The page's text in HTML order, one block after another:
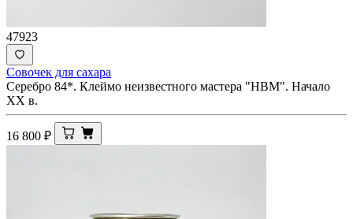
47923
Совочек для сахара
Серебро 84*. Клеймо неизвестного мастера "НВМ". Начало
XX в.
16 800 ₽